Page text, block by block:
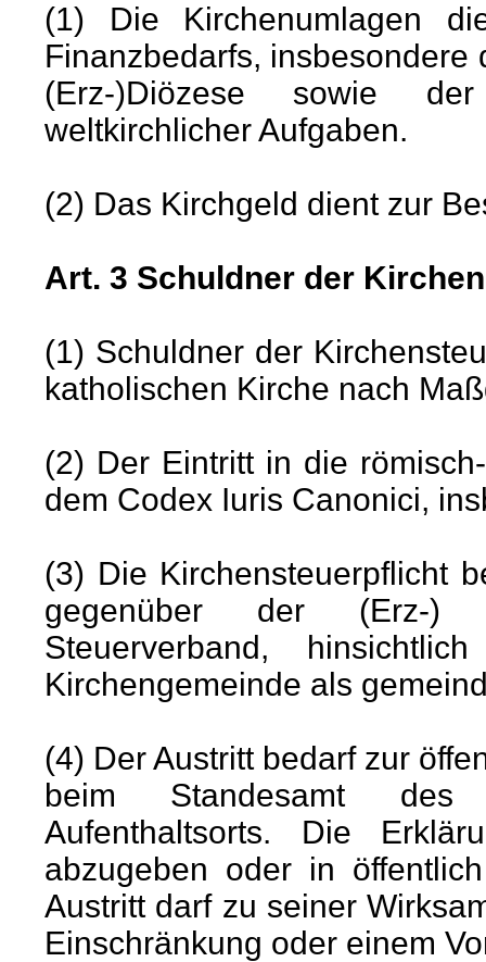
(1) Die Kirchenumlagen
Finanzbedarfs,
(Erz-)Diözese sowie
weltkirchlicher Aufgaben.
(2) Das Kirchgeld dient zur
Art. 3 Schuldner der
(1) Schuldner der
katholischen Kirche nach
(2) Der Eintritt in die
dem Codex Iuris Canonici,
(3) Die Kirchensteuerpflicht
gegenüber der (Erz-)
Steuerverband,
Kirchengemeinde als
(4) Der Austritt bedarf zur
beim Standesamt des
Aufenthaltsorts. Die
abzugeben oder in
Austritt darf zu seiner
Einschränkung oder einem